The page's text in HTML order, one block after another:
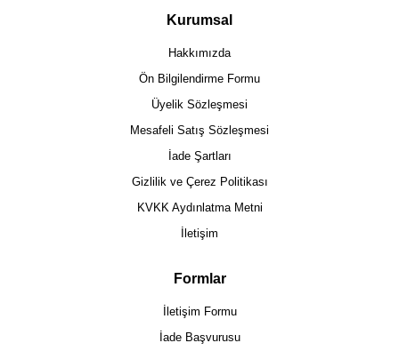
Kurumsal
Hakkımızda
Ön Bilgilendirme Formu
Üyelik Sözleşmesi
Mesafeli Satış Sözleşmesi
İade Şartları
Gizlilik ve Çerez Politikası
KVKK Aydınlatma Metni
İletişim
Formlar
İletişim Formu
İade Başvurusu